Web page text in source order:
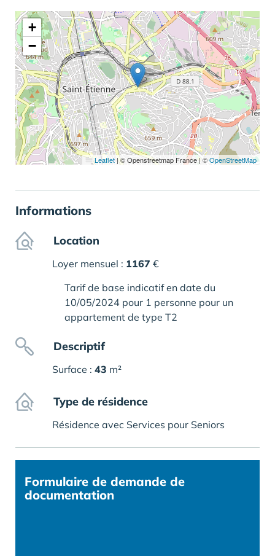
+
−
Leaflet |© Openstreetmap France | ©OpenStreetMap
Informations
Location
Loyer mensuel : 1167 €
Tarif de base indicatif en date du
10/05/2024 pour 1 personne pour un
appartement de type T2
Descriptif
Surface : 43 m²
Type de résidence
Résidence avec Services pour Seniors
Formulaire de demande de
documentation